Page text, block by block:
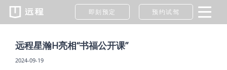
即刻预定 预约试驾
远程星瀚H亮相“书福公开课”
2024-09-19